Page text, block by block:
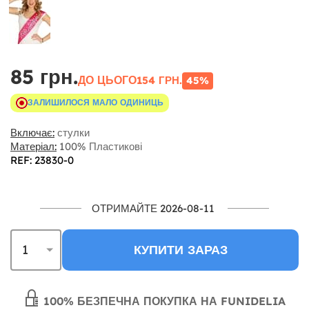
85 грн.ДО ЦЬОГО154 ГРН. 45%
ЗАЛИШИЛОСЯ МАЛО ОДИНИЦЬ
Включає: стулки
Матеріал: 100% Пластикові
REF: 23830-0
ОТРИМАЙТЕ 2026-08-11
КУПИТИ ЗАРАЗ
100% БЕЗПЕЧНА ПОКУПКА НА FUNIDELIA